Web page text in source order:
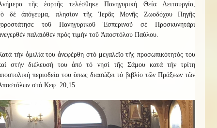
τῆς ἑορτῆς τελέσθηκε
Πανηγυρική Θεία Λειτουργία,
δέἀπόγευμα, πλησίον τῆς Ἱερᾶς Μονῆς Ζωοδόχου Πηγῆς
τοῦ Πανηγυρικοῦ Ἑσπερινοῦ σέ Προσκυνητάρι
παλαιόθεν πρός τιμήν τοῦ Ἀποστόλου Παύλου.
τήν ὁμιλία του ἀνεφέρθη στό μεγαλεῖο τῆς προσωπικότητός του
στήν διέλευσή του ἀπό τό νησί τῆς Σάμου κατά τήν τρίτη
περιοδεία του ὅπως διασώζει τό βιβλίο τῶν Πράξεων τῶν
στό Κεφ. 20,15.